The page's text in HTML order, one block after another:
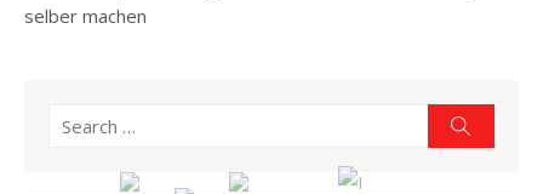
selber machen
Search